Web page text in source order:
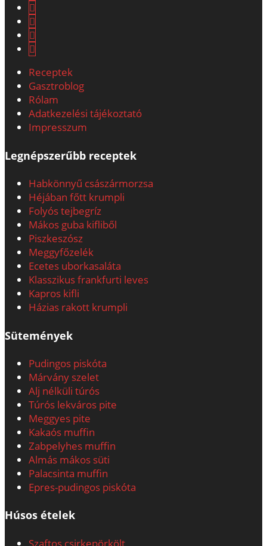
Receptek
Gasztroblog
Rólam
Adatkezelési tájékoztató
Impresszum
Legnépszerűbb receptek
Habkönnyű császármorzsa
Héjában főtt krumpli
Folyós tejbegríz
Mákos guba kifliből
Piszkeszósz
Meggyfőzelék
Ecetes uborkasaláta
Klasszikus frankfurti leves
Kapros kifli
Házias rakott krumpli
Sütemények
Pudingos piskóta
Márvány szelet
Alj nélküli túrós
Túrós lekváros pite
Meggyes pite
Kakaós muffin
Zabpelyhes muffin
Almás mákos süti
Palacsinta muffin
Epres-pudingos piskóta
Húsos ételek
Szaftos csirkepörkölt